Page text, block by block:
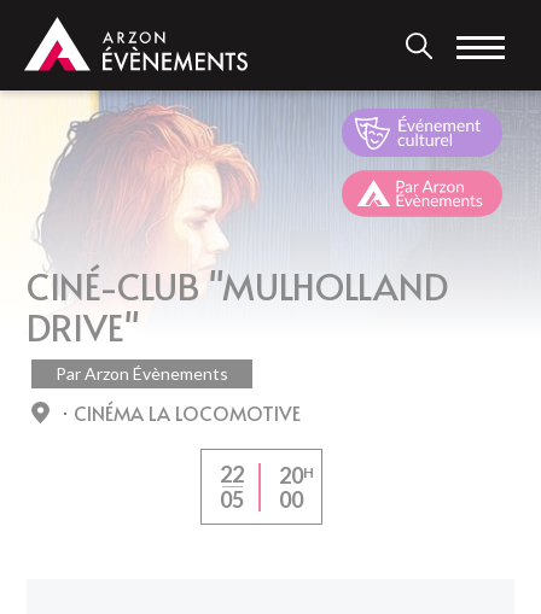
contenu
principal
CINÉ-CLUB "MULHOLLAND
DRIVE"
Par Arzon Évènements
CINÉMA LA LOCOMOTIVE
22
05
20H
00